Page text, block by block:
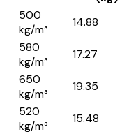
500
kg/m³
14.88
580
kg/m³
17.27
650
kg/m³
19.35
520
kg/m³
15.48